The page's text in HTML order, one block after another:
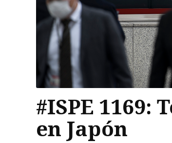
#ISPE 1169:
en Japón